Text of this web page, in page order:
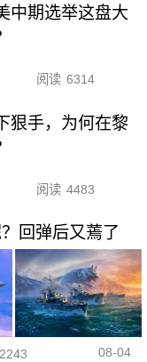
中期选举这盘大
阅读 6314
狠手，为何在黎
阅读 4483
回弹后又蔫了
08-04